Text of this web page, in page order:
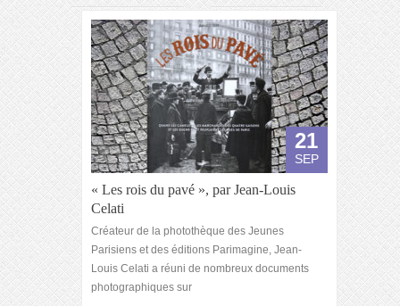
21
SEP
« Les rois du pavé », par Jean-Louis
Celati
Créateur de la photothèque des Jeunes
Parisiens et des éditions Parimagine, Jean-
Louis Celati a réuni de nombreux documents
photographiques sur